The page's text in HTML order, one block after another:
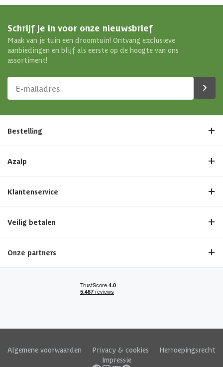
Schrijf je in voor onze nieuwsbrief
Maak van je tuin een droomtuin! Ontvang exclusieve
aanbiedingen en blijf als eerste op de hoogte van ons
assortiment!
Bestelling
Azalp
Klantenservice
Veilig betalen
Onze partners
Algemene voorwaarden Privacy & cookies
Herroepingsrecht
Impressie